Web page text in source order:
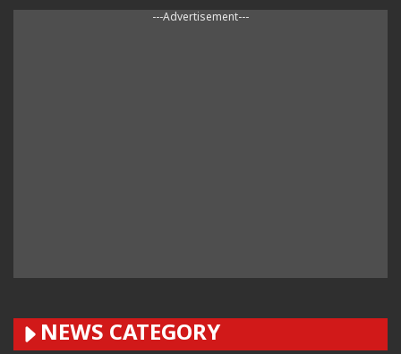
---Advertisement---
NEWS CATEGORY